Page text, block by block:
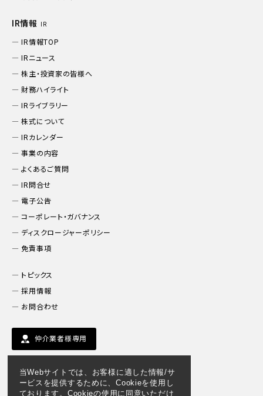
当Webサイトでは、お客様に適した情報/サ
ービスを提供するために、Cookieを使用し
ております。Cookieの使用に同意いただけ
IR情報 IR
IR情報TOP
IRニュース
株主・投資家の皆様へ
財務ハイライト
IRライブラリー
株式について
IRカレンダー
事業の内容
よくあるご質問
IR問合せ
電子公告
コーポレート・ガバナンス
ディスクロージャーポリシー
免責事項
トピックス
採用情報
お問合わせ
仲介業者様専用